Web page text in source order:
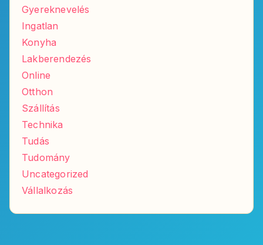
Gyereknevelés
Ingatlan
Konyha
Lakberendezés
Online
Otthon
Szállítás
Technika
Tudás
Tudomány
Uncategorized
Vállalkozás